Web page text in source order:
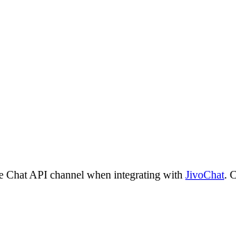
Chat API channel when integrating with JivoChat.